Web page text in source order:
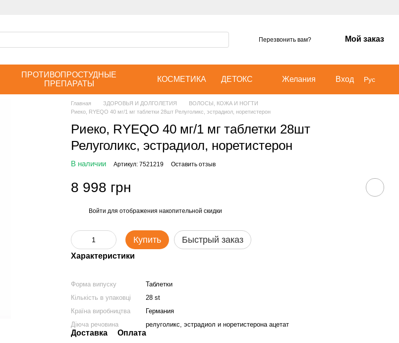
Перезвонить вам? Мой заказ
ПРОТИВОПРОСТУДНЫЕ
ПРЕПАРАТЫ
КОСМЕТИКА ДЕТОКС Желания Вход Рус
Главная ЗДОРОВЬЯ И ДОЛГОЛЕТИЯ
ВОЛОСЫ, КОЖА И НОГТИ
Риеко, RYEQO 40 мг/1 мг таблетки 28шт Релуголикс, эстрадиол, норетистерон
Риеко, RYEQO 40 мг/1 мг таблетки 28шт
Релуголикс, эстрадиол, норетистерон
В наличии Артикул: 7521219 Оставить отзыв
8 998 грн
Войти для отображения накопительной скидки
Купить Быстрый заказ
Характеристики
Форма випуску
Таблетки
Кількість в упаковці
28 st
Країна виробництва
Германия
Діюча речовина
релуголикс, эстрадиол и норетистерона ацетат
Доставка Оплата